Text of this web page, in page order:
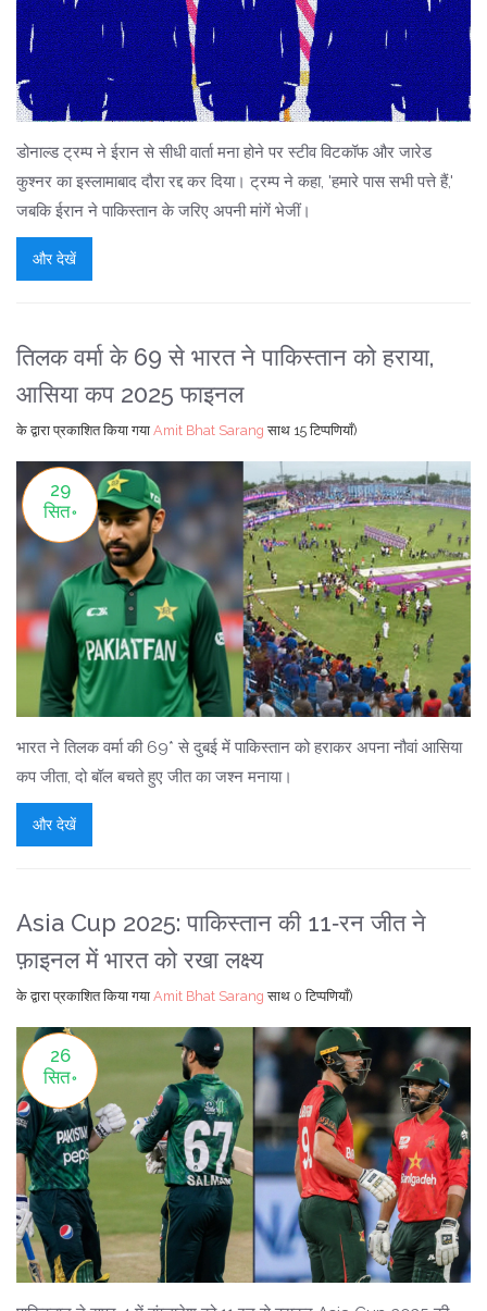
डोनाल्ड ट्रम्प ने ईरान से सीधी वार्ता मना होने पर स्टीव विटकॉफ और जारेड
कुश्नर का इस्लामाबाद दौरा रद्द कर दिया। ट्रम्प ने कहा, 'हमारे पास सभी पत्ते हैं,'
जबकि ईरान ने पाकिस्तान के जरिए अपनी मांगें भेजीं।
और देखें
तिलक वर्मा के 69 से भारत ने पाकिस्तान को हराया,
आसिया कप 2025 फाइनल
के द्वारा प्रकाशित किया गया Amit Bhat Sarang साथ 15 टिप्पणियाँ)
29
सित॰
भारत ने तिलक वर्मा की 69* से दुबई में पाकिस्तान को हराकर अपना नौवां आसिया
कप जीता, दो बॉल बचते हुए जीत का जश्न मनाया।
और देखें
Asia Cup 2025: पाकिस्तान की 11‑रन जीत ने
फ़ाइनल में भारत को रखा लक्ष्य
के द्वारा प्रकाशित किया गया Amit Bhat Sarang साथ 0 टिप्पणियाँ)
26
सित॰